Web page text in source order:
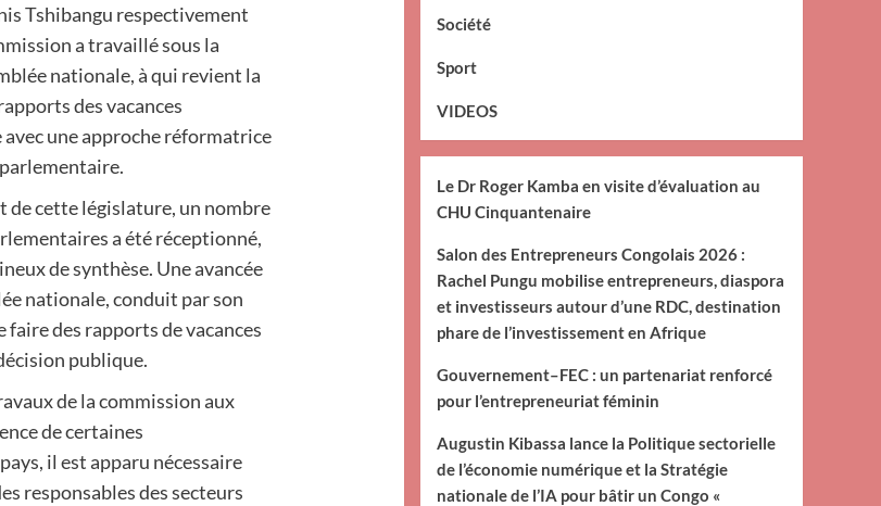
Tshibangu respectivement
a travaillé sous la
nationale, à qui revient la
des vacances
avec une approche réformatrice
de cette législature, un nombre
a été réceptionné,
de synthèse. Une avancée
nationale, conduit par son
des rapports de vacances
publique.
de la commission aux
de certaines
il est apparu nécessaire
responsables des secteurs
Société
Sport
VIDEOS
Le Dr Roger Kamba en visite d’évaluation au
CHU Cinquantenaire
Salon des Entrepreneurs Congolais 2026 :
Rachel Pungu mobilise entrepreneurs, diaspora
et investisseurs autour d’une RDC, destination
phare de l’investissement en Afrique
Gouvernement–FEC : un partenariat renforcé
pour l’entrepreneuriat féminin
Augustin Kibassa lance la Politique sectorielle
de l’économie numérique et la Stratégie
nationale de l’IA pour bâtir un Congo «